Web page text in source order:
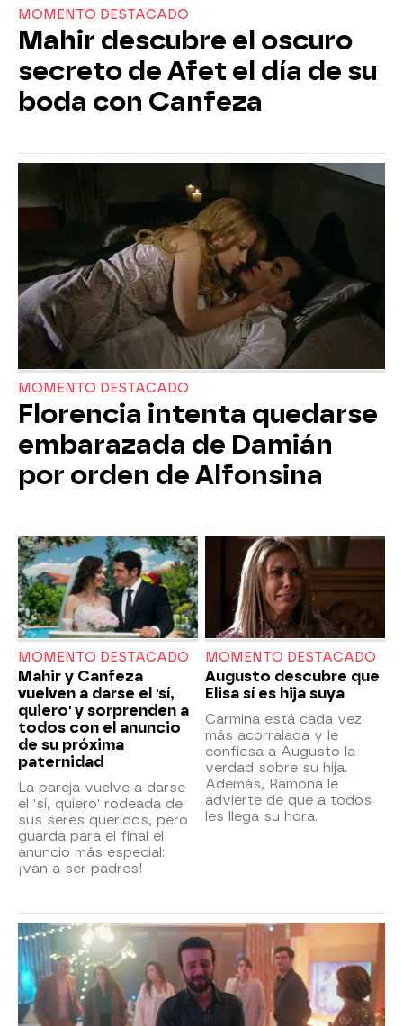
MOMENTO DESTACADO
Mahir descubre el oscuro
secreto de Afet el día de su
boda con Canfeza
MOMENTO DESTACADO
Florencia intenta quedarse
embarazada de Damián
por orden de Alfonsina
MOMENTO DESTACADO
Mahir y Canfeza
vuelven a darse el 'sí,
quiero' y sorprenden a
todos con el anuncio
de su próxima
paternidad
La pareja vuelve a darse
el 'sí, quiero' rodeada de
sus seres queridos, pero
guarda para el final el
anuncio más especial:
¡van a ser padres!
MOMENTO DESTACADO
Augusto descubre que
Elisa sí es hija suya
Carmina está cada vez
más acorralada y le
confiesa a Augusto la
verdad sobre su hija.
Además, Ramona le
advierte de que a todos
les llega su hora.